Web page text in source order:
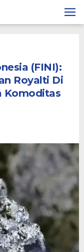
(FINI):
Royalti Di
Komoditas